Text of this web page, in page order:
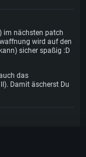
im nächsten patch
wird auf den
sicher spaßig :D
das
Damit äscherst Du